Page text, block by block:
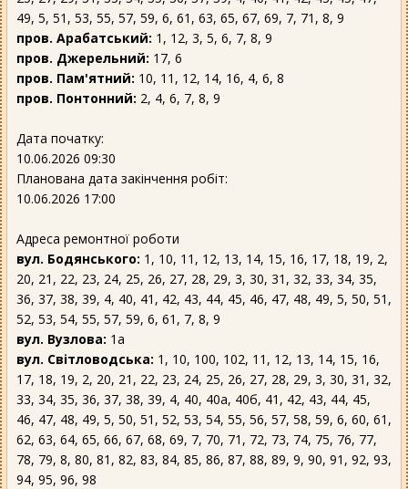
49, 5, 51, 53, 55, 57, 59, 6, 61, 63, 65, 67, 69, 7, 71, 8, 9
пров. Арабатський: 1, 12, 3, 5, 6, 7, 8, 9
пров. Джерельний: 17, 6
пров. Пам'ятний: 10, 11, 12, 14, 16, 4, 6, 8
пров. Понтонний: 2, 4, 6, 7, 8, 9
Дата початку:
10.06.2026 09:30
Планована дата закінчення робіт:
10.06.2026 17:00
Адреса ремонтної роботи
вул. Бодянського: 1, 10, 11, 12, 13, 14, 15, 16, 17, 18, 19, 2,
20, 21, 22, 23, 24, 25, 26, 27, 28, 29, 3, 30, 31, 32, 33, 34, 35,
36, 37, 38, 39, 4, 40, 41, 42, 43, 44, 45, 46, 47, 48, 49, 5, 50, 51,
52, 53, 54, 55, 57, 59, 6, 61, 7, 8, 9
вул. Вузлова: 1а
вул. Світловодська: 1, 10, 100, 102, 11, 12, 13, 14, 15, 16,
17, 18, 19, 2, 20, 21, 22, 23, 24, 25, 26, 27, 28, 29, 3, 30, 31, 32,
33, 34, 35, 36, 37, 38, 39, 4, 40, 40а, 40б, 41, 42, 43, 44, 45,
46, 47, 48, 49, 5, 50, 51, 52, 53, 54, 55, 56, 57, 58, 59, 6, 60, 61,
62, 63, 64, 65, 66, 67, 68, 69, 7, 70, 71, 72, 73, 74, 75, 76, 77,
78, 79, 8, 80, 81, 82, 83, 84, 85, 86, 87, 88, 89, 9, 90, 91, 92, 93,
94, 95, 96, 98